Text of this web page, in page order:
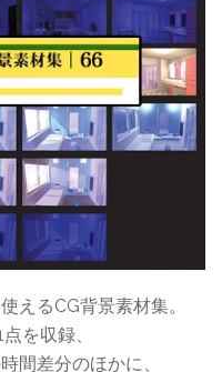
えるCG背景素材集。
を収録、
間差分のほかに、